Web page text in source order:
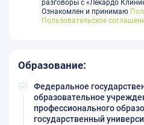
разговоры с «Лекардо
Ознакомлен и принимаю
Пользовательское
Образование:
Федеральное
образовательное
профессионального
государственный